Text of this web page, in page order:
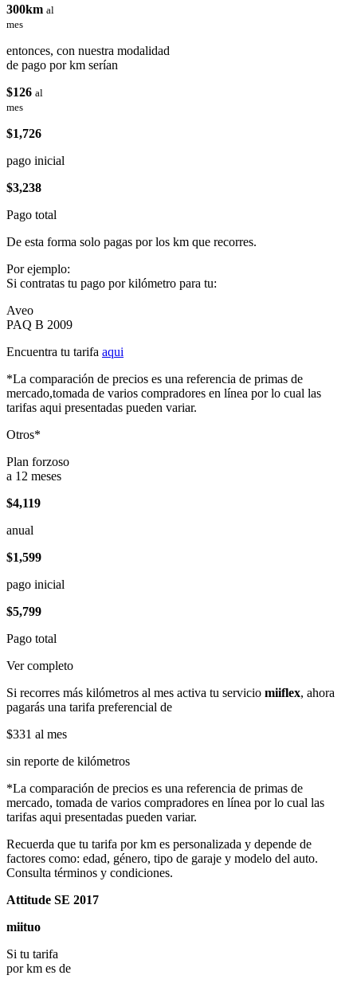
300km al
mes
entonces, con nuestra modalidad
de pago por km serían
$126 al
mes
$1,726
pago inicial
$3,238
Pago total
De esta forma solo pagas por los km que recorres.
Por ejemplo:
Si contratas tu pago por kilómetro para tu:
Aveo
PAQ B 2009
Encuentra tu tarifa aqui
*La comparación de precios es una referencia de primas de
mercado,tomada de varios compradores en línea por lo cual las
tarifas aqui presentadas pueden variar.
Otros*
Plan forzoso
a 12 meses
$4,119
anual
$1,599
pago inicial
$5,799
Pago total
Ver completo
Si recorres más kilómetros al mes activa tu servicio miiflex, ahora
pagarás una tarifa preferencial de
$331 al mes
sin reporte de kilómetros
*La comparación de precios es una referencia de primas de
mercado, tomada de varios compradores en línea por lo cual las
tarifas aqui presentadas pueden variar.
Recuerda que tu tarifa por km es personalizada y depende de
factores como: edad, género, tipo de garaje y modelo del auto.
Consulta términos y condiciones.
Attitude SE 2017
miituo
Si tu tarifa
por km es de